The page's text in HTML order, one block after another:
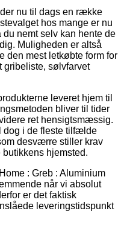
nu til dags en række
hos mange er nu
nemt selv kan hente de
Muligheden er altså
den mest letkøbte form for
gribeliste, sølvfarvet
leveret hjem til
bliver til tider
ret hensigtsmæssig.
dog i de fleste tilfælde
desværre stiller krav
hjemsted.
: Greb : Aluminium
når vi absolut
er det faktisk
leveringstidspunkt